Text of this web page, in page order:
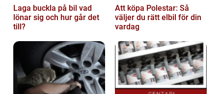
Laga buckla på bil vad
lönar sig och hur går det
till?
Att köpa Polestar: Så
väljer du rätt elbil för din
vardag